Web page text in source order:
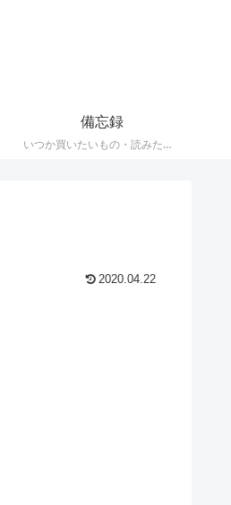
備忘録
いつか買いたいもの・読みたい本・観たい映画など忘れなメモ
2020.04.22